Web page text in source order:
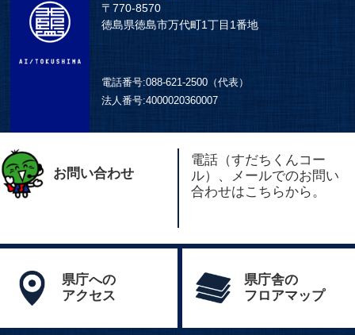
〒770-8570
徳島県徳島市万代町1丁目1番地
電話番号:088-621-2500（代表）
法人番号:4000020360007
お問い合わせ
電話（すだちくんコー
ル）、メールでのお問い
合わせはこちらから。
県庁への
アクセス
県庁舎の
フロアマップ